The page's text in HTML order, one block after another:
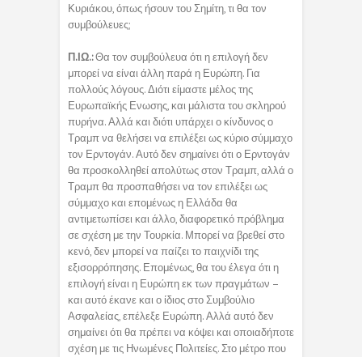
Κυριάκου, όπως ήσουν του Σημίτη, τι θα τον
συμβούλευες;
Π.ΙΩ.:Θα τον συμβούλευα ότι η επιλογή δεν
μπορεί να είναι άλλη παρά η Ευρώπη. Για
πολλούς λόγους. Διότι είμαστε μέλος της
Ευρωπαϊκής Ενωσης, και μάλιστα του σκληρού
πυρήνα. Αλλά και διότι υπάρχει ο κίνδυνος ο
Τραμπ να θελήσει να επιλέξει ως κύριο σύμμαχο
τον Ερντογάν. Αυτό δεν σημαίνει ότι ο Ερντογάν
θα προσκολληθεί απολύτως στον Τραμπ, αλλά ο
Τραμπ θα προσπαθήσει να τον επιλέξει ως
σύμμαχο και επομένως η Ελλάδα θα
αντιμετωπίσει και άλλο, διαφορετικό πρόβλημα
σε σχέση με την Τουρκία. Μπορεί να βρεθεί στο
κενό, δεν μπορεί να παίζει το παιχνίδι της
εξισορρόπησης. Επομένως, θα του έλεγα ότι η
επιλογή είναι η Ευρώπη εκ των πραγμάτων –
και αυτό έκανε και ο ίδιος στο Συμβούλιο
Ασφαλείας, επέλεξε Ευρώπη. Αλλά αυτό δεν
σημαίνει ότι θα πρέπει να κόψει και οποιαδήποτε
σχέση με τις Ηνωμένες Πολιτείες. Στο μέτρο που